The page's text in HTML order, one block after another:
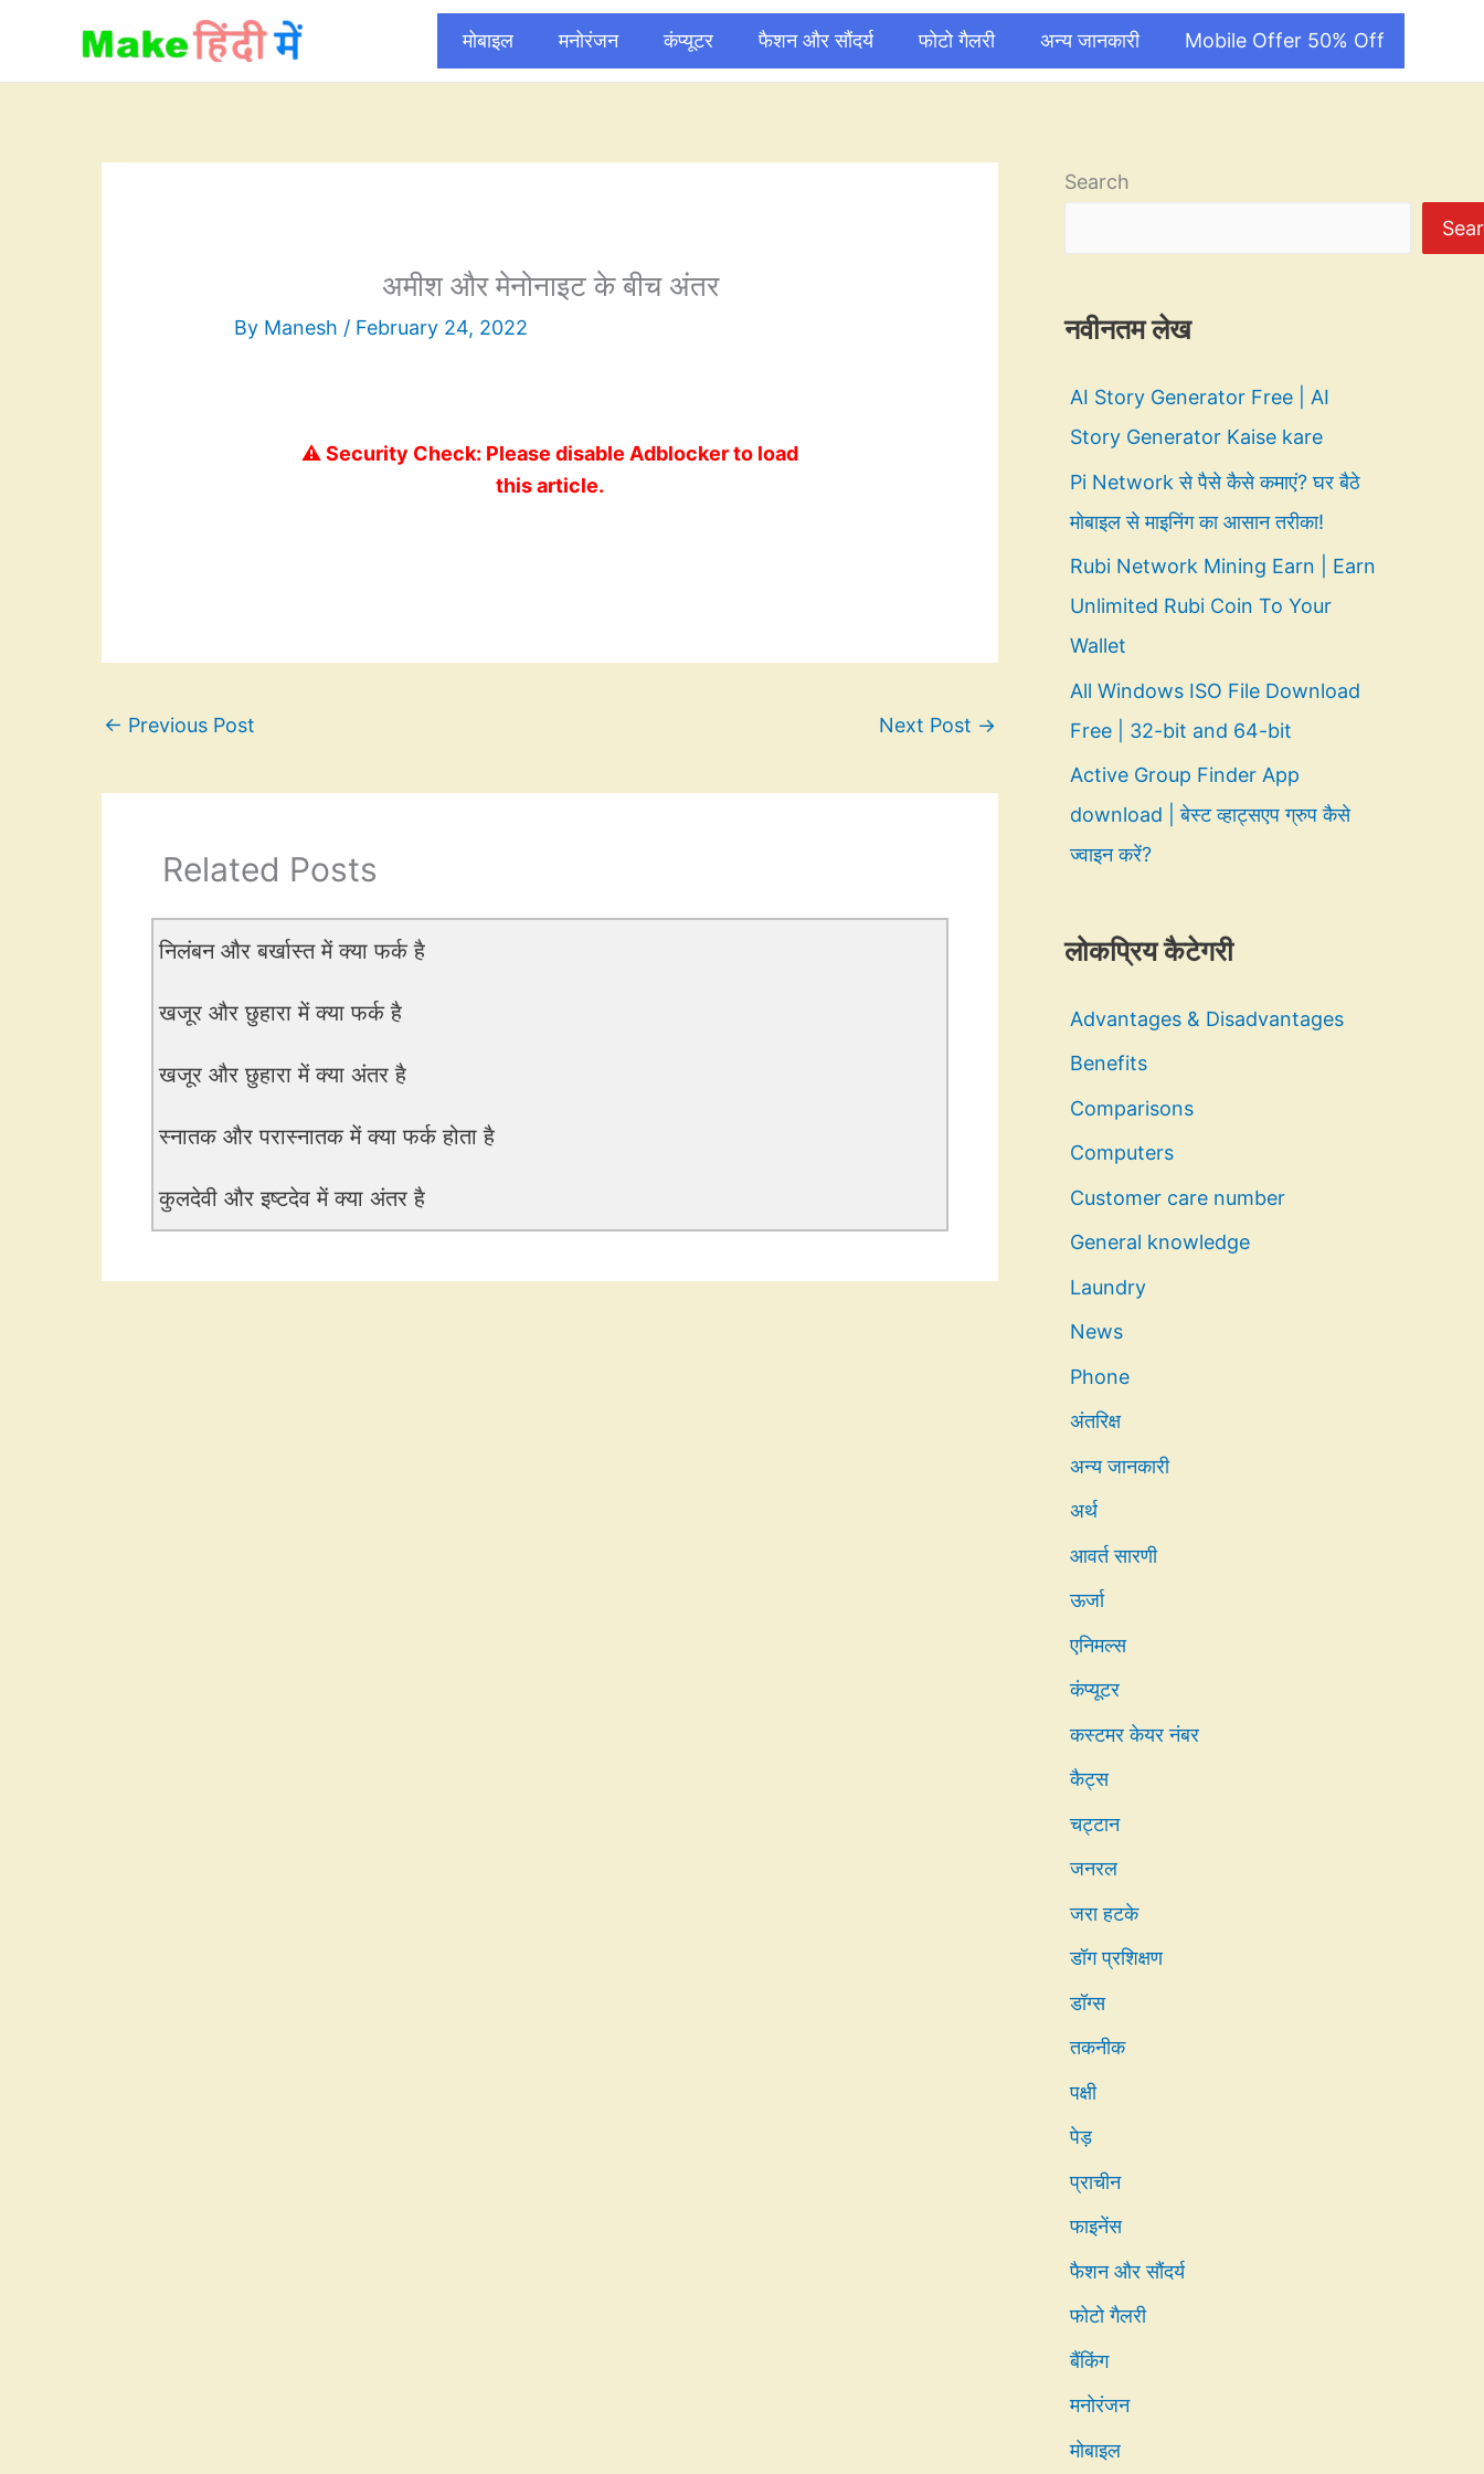
content
मोबाइल मनोरंजन कंप्यूटर फैशन और सौंदर्य फोटो गैलरी अन्य जानकारी Mobile Offer 50% Off
अमीश और मेनोनाइट के बीच अंतर
By Manesh / February 24, 2022
⚠️ Security Check: Please disable Adblocker to load
this article.
← Previous Post Next Post →
Related Posts
निलंबन और बर्खास्त में क्या फर्क है
खजूर और छुहारा में क्या फर्क है
खजूर और छुहारा में क्या अंतर है
स्नातक और परास्नातक में क्या फर्क होता है
कुलदेवी और इष्टदेव में क्या अंतर है
Search
नवीनतम लेख
AI Story Generator Free | AI
Story Generator Kaise kare
Pi Network से पैसे कैसे कमाएं? घर बैठे
मोबाइल से माइनिंग का आसान तरीका!
Rubi Network Mining Earn | Earn
Unlimited Rubi Coin To Your
Wallet
All Windows ISO File Download
Free | 32-bit and 64-bit
Active Group Finder App
download | बेस्ट व्हाट्सएप ग्रुप कैसे
ज्वाइन करें?
लोकप्रिय कैटेगरी
Advantages & Disadvantages
Benefits
Comparisons
Computers
Customer care number
General knowledge
Laundry
News
Phone
अंतरिक्ष
अन्य जानकारी
अर्थ
आवर्त सारणी
ऊर्जा
एनिमल्स
कंप्यूटर
कस्टमर केयर नंबर
कैट्स
चट्टान
जनरल
जरा हटके
डॉग प्रशिक्षण
डॉग्स
तकनीक
पक्षी
पेड़
प्राचीन
फाइनेंस
फैशन और सौंदर्य
फोटो गैलरी
बैंकिंग
मनोरंजन
मोबाइल